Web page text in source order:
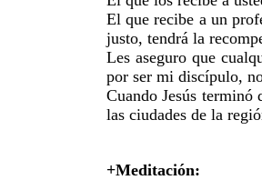
El que recibe a un
justo, tendrá la
Les aseguro que
por ser mi discípulo,
Cuando Jesús terminó
las ciudades de la
+Meditación: